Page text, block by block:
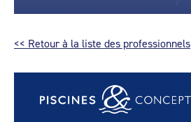
<< Retour à la liste des professionnels